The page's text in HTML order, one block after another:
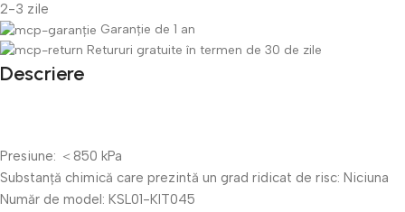
2-3 zile
Garanție de 1 an
Retururi gratuite în termen de 30 de zile
Descriere
Presiune: ＜850 kPa
Substanță chimică care prezintă un grad ridicat de risc: Niciuna
Număr de model: KSL01-KIT045